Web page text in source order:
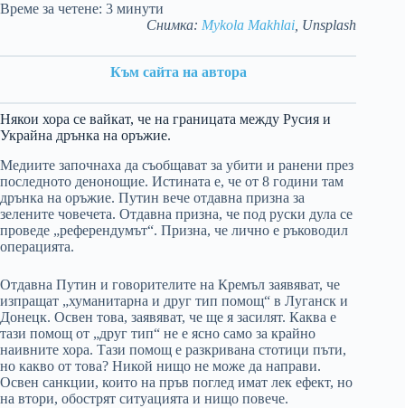
Време за четене: 3 минути
Снимка: Mykola Makhlai , Unsplash
Към сайта на автора
Някои хора се вайкат, че на границата между Русия и
Украйна дрънка на оръжие.
Медиите започнаха да съобщават за убити и ранени през
последното денонощие. Истината е, че от 8 години там
дрънка на оръжие. Путин вече отдавна призна за
зелените човечета. Отдавна призна, че под руски дула се
проведе „референдумът“. Призна, че лично е ръководил
операцията.
Отдавна Путин и говорителите на Кремъл заявяват, че
изпращат „хуманитарна и друг тип помощ“ в Луганск и
Донецк. Освен това, заявяват, че ще я засилят. Каква е
тази помощ от „друг тип“ не е ясно само за крайно
наивните хора. Тази помощ е разкривана стотици пъти,
но какво от това? Никой нищо не може да направи.
Освен санкции, които на пръв поглед имат лек ефект, но
на втори, обострят ситуацията и нищо повече.